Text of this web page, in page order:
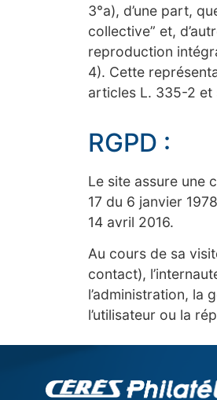
3°a), d’une part,
collective” et,
reproduction
4). Cette
articles L. 335-2 et
RGPD :
Le site assure une
17 du 6 janvier
14 avril 2016.
Au cours de sa
contact),
l’administration, la
l’utilisateur ou la